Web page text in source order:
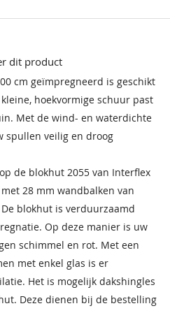
Zomergeel
68,50
Noten
68,50
Vurenhout
200 x 200 cm
Met berging
Klapramen 50 x 69cm
Dubbele deur 118 x 197cm
218 cm
28 mm
dit product
cm geïmpregneerd is geschikt
hoekvormige schuur past
Met de wind- en waterdichte
spullen veilig en droog
de blokhut 2055 van Interflex
28 mm wandbalken van
blokhut is verduurzaamd
Op deze manier is uw
schimmel en rot. Met een
met enkel glas is er
Het is mogelijk dakshingles
Deze dienen bij de bestelling